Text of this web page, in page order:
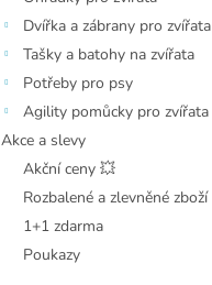
Dvířka a zábrany pro zvířata
Tašky a batohy na zvířata
Potřeby pro psy
Agility pomůcky pro zvířata
Akce a slevy
Akční ceny 💥
Rozbalené a zlevněné zboží
1+1 zdarma
Poukazy